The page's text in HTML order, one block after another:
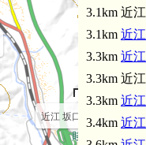
近江 坂口砦(3.1km)
3.1km 近
3.1km 近
3.3km 近
3.3km 近
3.3km 近
3.4km 近